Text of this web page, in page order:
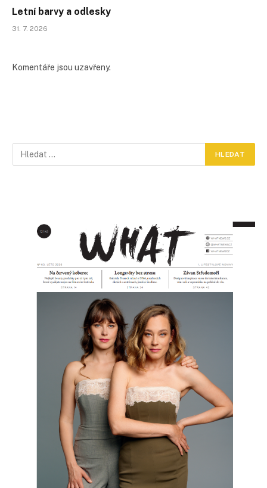
Letní barvy a odlesky
31. 7. 2026
Komentáře jsou uzavřeny.